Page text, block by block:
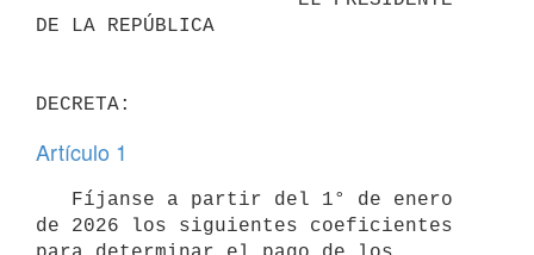
DE LA REPÚBLICA
Artículo 1
de 2026 los siguientes coeficientes